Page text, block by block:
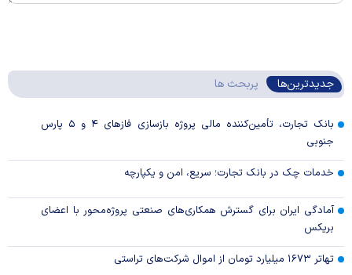
جدیدترین‌ها پربحث ها
بانک تجارت، تأمین‌کننده مالی پروژه بازسازی فاز‌های ۴ و ۵ پارس
جنوبی
خدمات چک در بانک تجارت؛ سریع، امن و یکپارچه
آمادگی ایران برای گسترش همکاری‌های صنعتی پروژه‌محور با اعضای
بریکس
تهاتر ۱۶۷۳ میلیارد تومان از اموال شرکت‌های تراستی